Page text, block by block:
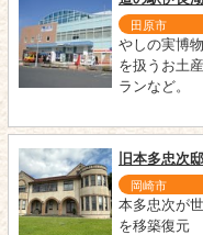
田原市
やしの実博
を扱うお土
ランなど。
旧本多忠次邸
岡崎市
本多忠次が
を移築復元